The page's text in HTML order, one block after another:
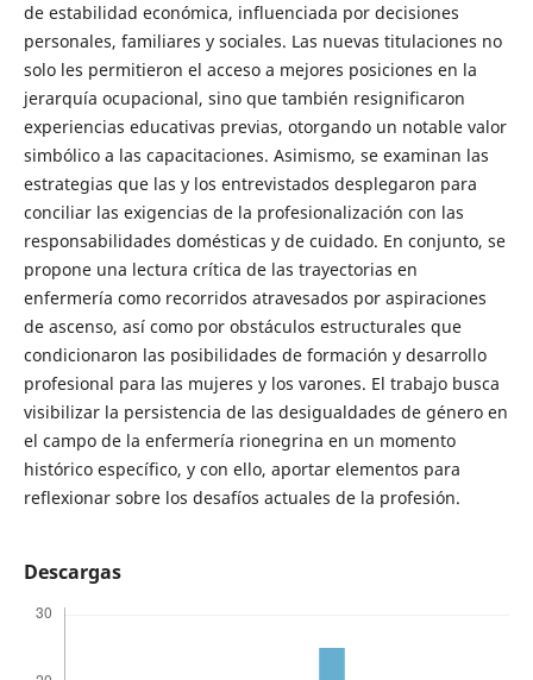
de estabilidad económica, influenciada por decisiones
personales, familiares y sociales. Las nuevas titulaciones no
solo les permitieron el acceso a mejores posiciones en la
jerarquía ocupacional, sino que también resignificaron
experiencias educativas previas, otorgando un notable valor
simbólico a las capacitaciones. Asimismo, se examinan las
estrategias que las y los entrevistados desplegaron para
conciliar las exigencias de la profesionalización con las
responsabilidades domésticas y de cuidado. En conjunto, se
propone una lectura crítica de las trayectorias en
enfermería como recorridos atravesados por aspiraciones
de ascenso, así como por obstáculos estructurales que
condicionaron las posibilidades de formación y desarrollo
profesional para las mujeres y los varones. El trabajo busca
visibilizar la persistencia de las desigualdades de género en
el campo de la enfermería rionegrina en un momento
histórico específico, y con ello, aportar elementos para
reflexionar sobre los desafíos actuales de la profesión.
Descargas